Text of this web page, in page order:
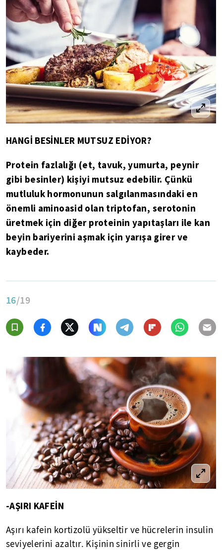
HANGİ BESİNLER MUTSUZ EDİYOR?
Protein fazlalığı (et, tavuk, yumurta, peynir
gibi besinler) kişiyi mutsuz edebilir. Çünkü
mutluluk hormonunun salgılanmasındaki en
önemli aminoasid olan triptofan, serotonin
üretmek için diğer proteinin yapıtaşları ile kan
beyin bariyerini aşmak için yarışa girer ve
kaybeder.
16/19
-AŞIRI KAFEİN
Aşırı kafein kortizolü yükseltir ve hücrelerin insulin
seviyelerini azaltır. Kişinin sinirli ve gergin